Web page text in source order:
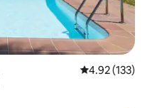
レビュー133
4.92 (133)